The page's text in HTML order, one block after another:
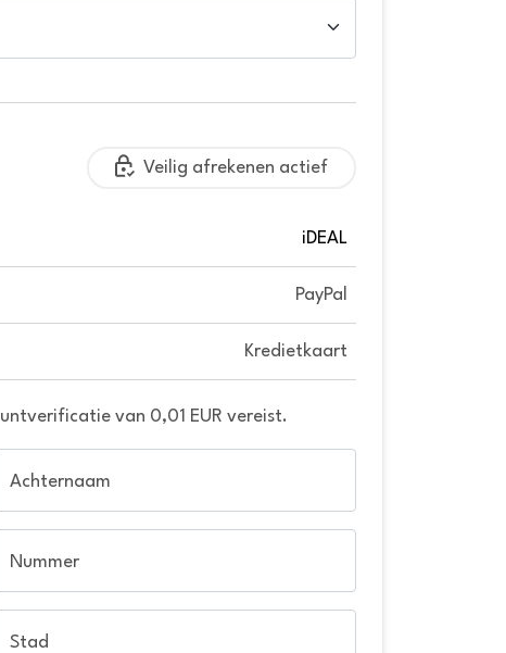
Veilig afrekenen actief
iDEAL
PayPal
Kredietkaart
van 0,01 EUR vereist.
Achternaam
Nummer
Stad